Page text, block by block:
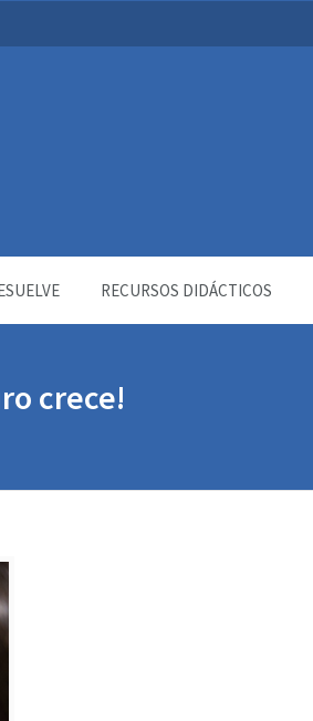
RECURSOS DIDÁCTICOS
crece!